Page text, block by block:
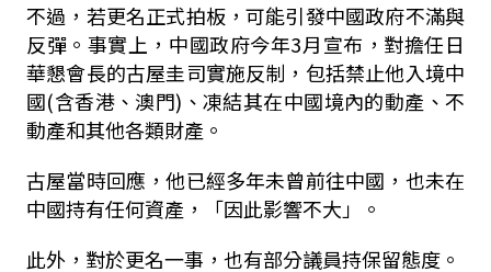
不過，若更名正式拍板，可能引發中國政府不滿與
反彈。事實上，中國政府今年3月宣布，對擔任日
華懇會長的古屋圭司實施反制，包括禁止他入境中
國(含香港、澳門)、凍結其在中國境內的動產、不
動產和其他各類財產。
古屋當時回應，他已經多年未曾前往中國，也未在
中國持有任何資產，「因此影響不大」。
此外，對於更名一事，也有部分議員持保留態度。